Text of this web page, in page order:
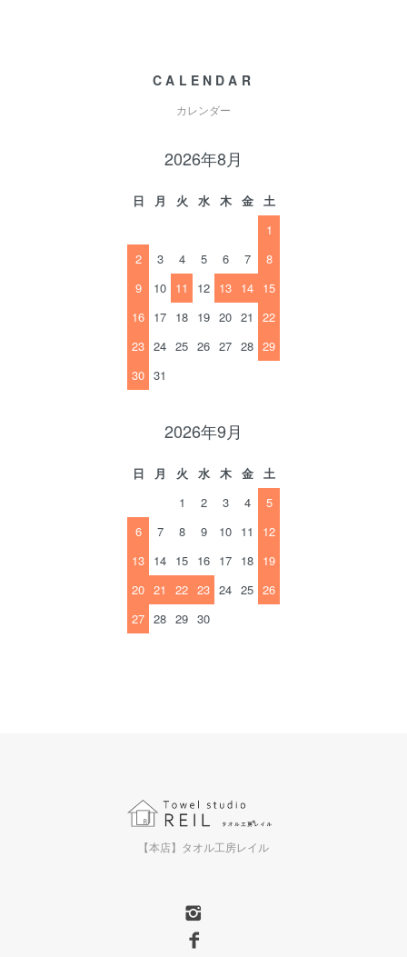
CALENDAR
カレンダー
2026年8月
日 月 火 水 木 金
土
1
2
3 4 5 6 7
8
9
10 11 12 13 14 15
16 17 18 19 20 21
22
23 24 25 26 27 28 29
30 31
2026年9月
日 月 火 水 木 金
土
1
2 3 4
5
6
7 8 9 10 11
12
13 14 15 16 17 18 19
20 21 22 23 24 25 26
27 28 29 30
【本店】タオル工房レイル